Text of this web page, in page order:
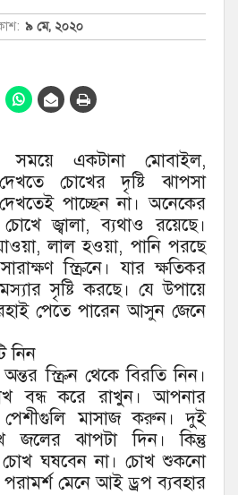
৯ মে, ২০২০
সময়ে একটানা মোবাইল,
চোখের দৃষ্টি ঝাপসা
পাচ্ছেন না। অনেকের
জ্বালা, ব্যথাও রয়েছে।
লাল হওয়া, পানি পরছে
স্ক্রিনে। যার ক্ষতিকর
সৃষ্টি করছে। যে উপায়ে
পেতে পারেন আসুন জেনে
নিন
স্ক্রিন থেকে বিরতি নিন।
বন্ধ করে রাখুন। আপনার
পেশীগুলি মাসাজ করুন। দুই
জলের ঝাপটা দিন। কিন্তু
ঘষবেন না। চোখ শুকনো
মেনে আই ড্রপ ব্যবহার